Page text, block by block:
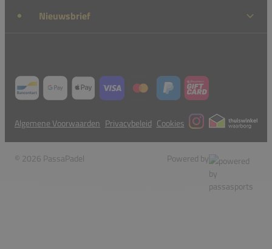
Nieuwsbrief
Algemene Voorwaarden Privacybeleid Cookies
© 2026 PassaPadel Powered by